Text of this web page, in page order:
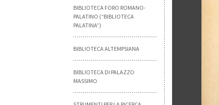
BIBLIOTECA FORO ROMANO-
PALATINO (“BIBLIOTECA
PALATINA”)
BIBLIOTECA ALTEMPSIANA
BIBLIOTECA DI PALAZZO
MASSIMO